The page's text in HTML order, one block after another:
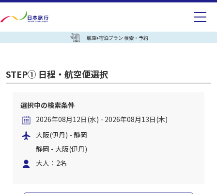
航空+宿泊プラン 検索・予約
STEP① 日程・航空便選択
選択中の検索条件
2026年08月12日(水) - 2026年08月13日(木)
大阪(伊丹) - 静岡
静岡 - 大阪(伊丹)
大人：2名